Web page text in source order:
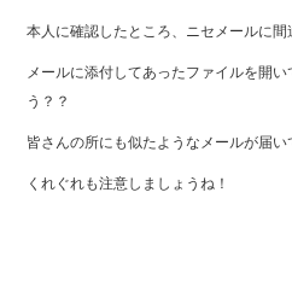
本人に確認したところ、ニセメールに間
メールに添付してあったファイルを開
う？？
皆さんの所にも似たようなメールが届い
くれぐれも注意しましょうね！